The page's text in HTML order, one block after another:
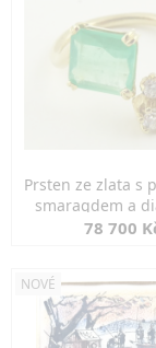
Prsten ze zlata s
smaragdem a
78 700
NOVÉ